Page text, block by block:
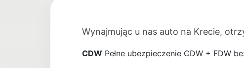
Wynajmując u nas auto na Krecie,
CDW Pełne ubezpieczenie CDW + FDW